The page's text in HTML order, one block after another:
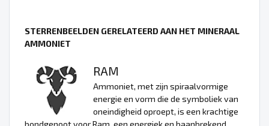
STERRENBEELDEN GERELATEERD AAN HET MINERAAL
AMMONIET
RAM
Ammoniet, met zijn spiraalvormige
energie en vorm die de symboliek van
oneindigheid oproept, is een krachtige
bondgenoot voor Ram, een energiek en baanbrekend